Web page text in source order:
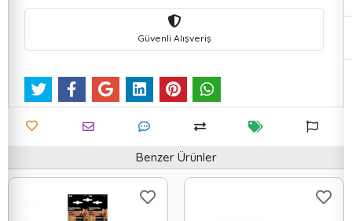
Güvenli Alışveriş
Benzer Ürünler